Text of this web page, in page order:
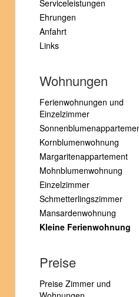
Serviceleistungen
Ehrungen
Anfahrt
Links
Wohnungen
Ferienwohnungen und
Einzelzimmer
Kornblumenwohnung
Margaritenappartement
Mohnblumenwohnung
Einzelzimmer
Schmetterlingszimmer
Mansardenwohnung
Kleine Ferienwohnung
Preise
Preise Zimmer und